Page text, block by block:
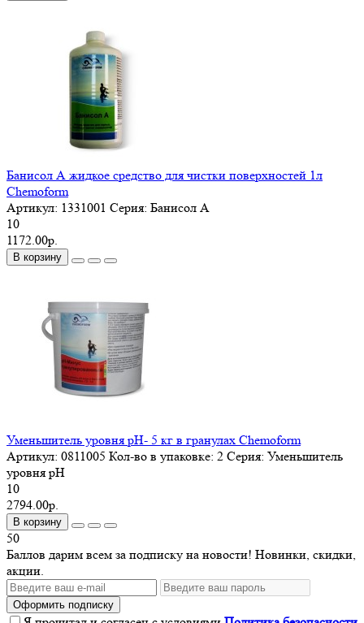
Банисол А жидкое средство для чистки поверхностей 1л
Chemoform
Артикул: 1331001 Серия: Банисол А
10
1172.00р.
В корзину
Уменьшитель уровня pH- 5 кг в гранулах Chemoform
Артикул: 0811005 Кол-во в упаковке: 2 Серия: Уменьшитель
уровня pH
10
2794.00р.
В корзину
50
Баллов дарим всем за подписку на новости! Новинки, скидки,
акции.
Оформить подписку